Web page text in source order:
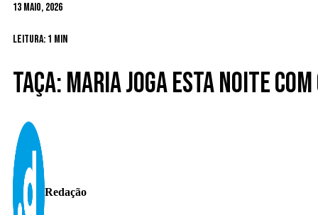
13 Maio, 2026
Leitura: 1 min
Taça: Maria joga esta noite com
Redação